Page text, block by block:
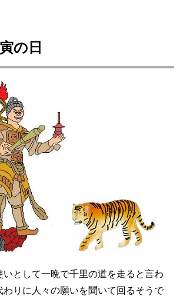
の日
いとして一晩で千里の道を走ると言わ
わりに人々の願いを聞いて回るそうで